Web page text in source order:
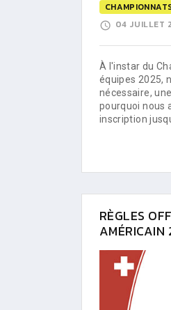
04 JUILLET
À l'instar du
équipes 2025,
nécessaire,
pourquoi nous
inscription
RÈGLES